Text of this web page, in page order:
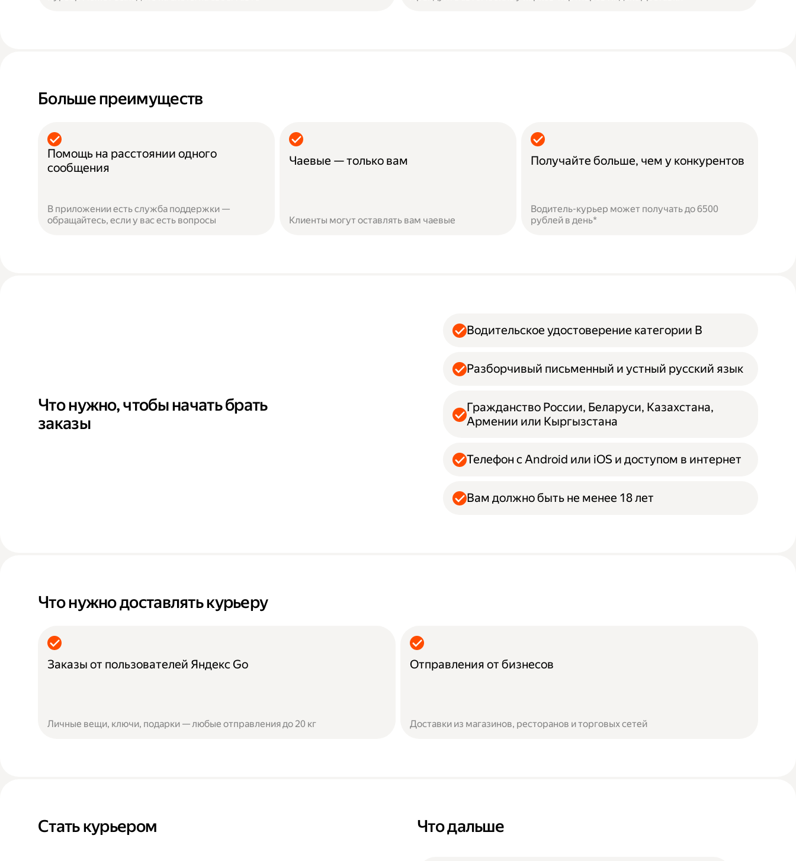
Больше преимуществ
Помощь на расстоянии одного
сообщения
В приложении есть служба поддержки —
обращайтесь, если у вас есть вопросы
Чаевые — только вам
Клиенты могут оставлять вам чаевые
Получайте больше, чем у конкурентов
Водитель-курьер может получать до 6500
рублей в день*
Что нужно, чтобы начать брать
заказы
Водительское удостоверение категории B
Разборчивый письменный и устный русский язык
Гражданство России, Беларуси, Казахстана,
Армении или Кыргызстана
Телефон с Android или iOS и доступом в интернет
Вам должно быть не менее 18 лет
Что нужно доставлять курьеру
Заказы от пользователей Яндекс Go
Личные вещи, ключи, подарки — любые отправления до 20 кг
Отправления от бизнесов
Доставки из магазинов, ресторанов и торговых сетей
Стать курьером Что дальше